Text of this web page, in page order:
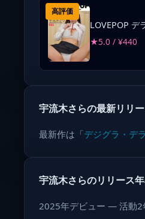
高評価
LOVEPOP デ
★5.0 / ¥440
宇流木さらの最新リリ
最新作は「デジグラ・デ
宇流木さらのリリース
2025年デビュー — 活動2